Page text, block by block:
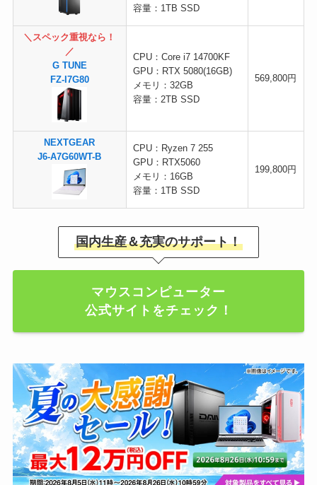
容量：1TB SSD
＼スペック重視なら！
／
G TUNE
FZ-I7G80
CPU：Core i7 14700KF
GPU：RTX 5080(16GB)
メモリ：32GB
容量：2TB SSD
569,800円
NEXTGEAR
J6-A7G60WT-B
CPU：Ryzen 7 255
GPU：RTX5060
メモリ：16GB
容量：1TB SSD
199,800円
国内生産＆充実のサポート！
マウスコンピューター
公式サイトをチェック！